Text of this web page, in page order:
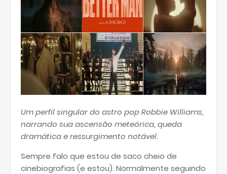
Um perfil singular do astro pop Robbie Williams,
narrando sua ascensão meteórica, queda
dramática e ressurgimento notável.
Sempre falo que estou de saco cheio de
cinebiografias (e estou). Normalmente seguindo